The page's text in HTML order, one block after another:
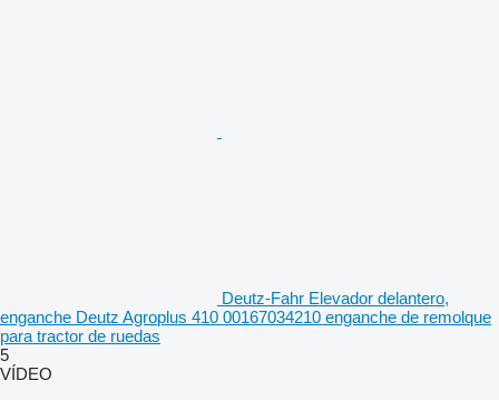
Deutz-Fahr Elevador delantero,
enganche Deutz Agroplus 410 00167034210 enganche de remolque
para tractor de ruedas
5
VÍDEO